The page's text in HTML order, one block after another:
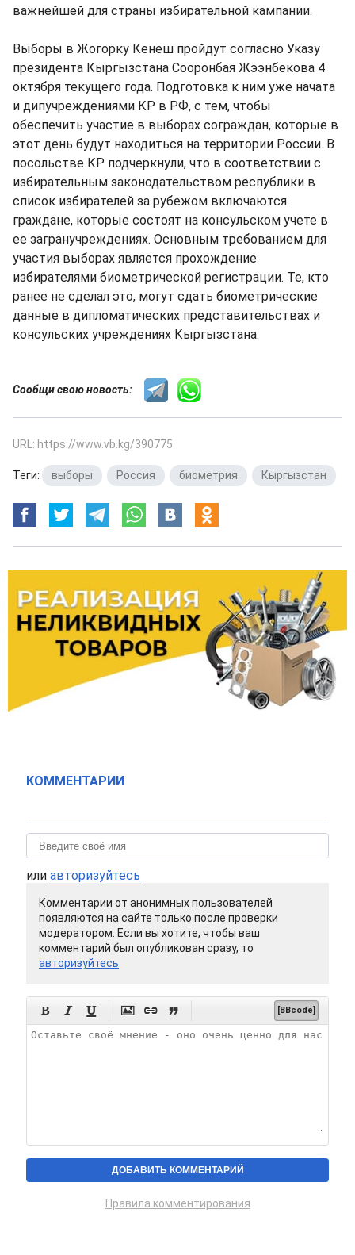
важнейшей для страны избирательной кампании.
Выборы в Жогорку Кенеш пройдут согласно Указу
президента Кыргызстана Сооронбая Жээнбекова 4
октября текущего года. Подготовка к ним уже начата
и дипучреждениями КР в РФ, с тем, чтобы
обеспечить участие в выборах сограждан, которые в
этот день будут находиться на территории России. В
посольстве КР подчеркнули, что в соответствии с
избирательным законодательством республики в
список избирателей за рубежом включаются
граждане, которые состоят на консульском учете в
ее загранучреждениях. Основным требованием для
участия выборах является прохождение
избирателями биометрической регистрации. Те, кто
ранее не сделал это, могут сдать биометрические
данные в дипломатических представительствах и
консульских учреждениях Кыргызстана.
Сообщи свою новость:
URL: https://www.vb.kg/390775
Теги: выборы Россия биометрия Кыргызстан
КОММЕНТАРИИ
или авторизуйтесь
Комментарии от анонимных пользователей
появляются на сайте только после проверки
модератором. Если вы хотите, чтобы ваш
комментарий был опубликован сразу, то
авторизуйтесь
      [BBcode]
Правила комментирования